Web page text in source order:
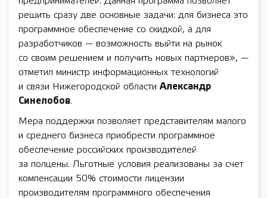
решить сразу две основные задачи: для бизнеса это
программное обеспечение со скидкой, а для
разработчиков — возможность выйти на рынок
со своим решением и получить новых партнеров», —
отметил министр информационных технологий
и связи Нижегородской областиАлександр
Синелобов.
Мера поддержки позволяет представителям малого
и среднего бизнеса приобрести программное
обеспечение российских производителей
за полцены. Льготные условия реализованы за счет
компенсации 50% стоимости лицензии
производителям программного обеспечения